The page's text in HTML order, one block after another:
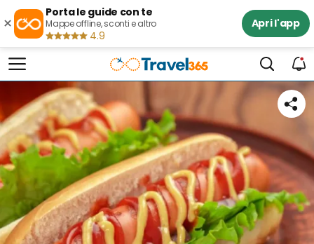
×
Porta le guide con te
Mappe offline, sconti e altro
4.9
Apri l'app